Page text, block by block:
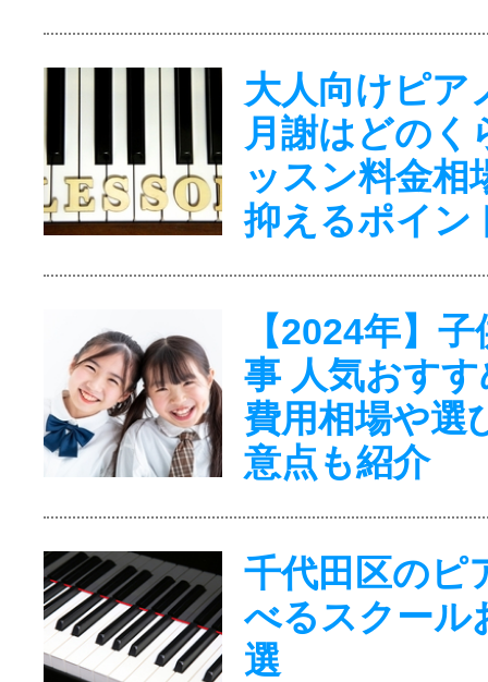
大人向けピア
月謝はどのく
ッスン料金相
抑えるポイン
【2024年】
事 人気おす
費用相場や選
意点も紹介
千代田区のピ
べるスクール
選